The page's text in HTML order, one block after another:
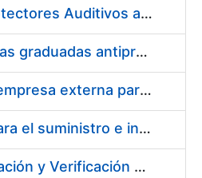
Suministro de Protectores Auditivos a medida para las personas trabajadoras de los Centros de Trabajo de Madrid y Burgos
Suministro de gafas graduadas antiproyecciones para los trabajadores de la FNMT-RCM en los centros de trabajo de Madrid y Burgos
Servicios de una empresa externa para el asesoramiento y resolución de los recursos de alzada que se presentan relacionados con procesos de selección para la FNMT-RCM
Acuerdo marco para el suministro e instalación de persianas, estores y otros complementos
Servicio de Calibración y Verificación Externa de los Equipos de Medición del Servicio de Prevención de la FNMT-RCM